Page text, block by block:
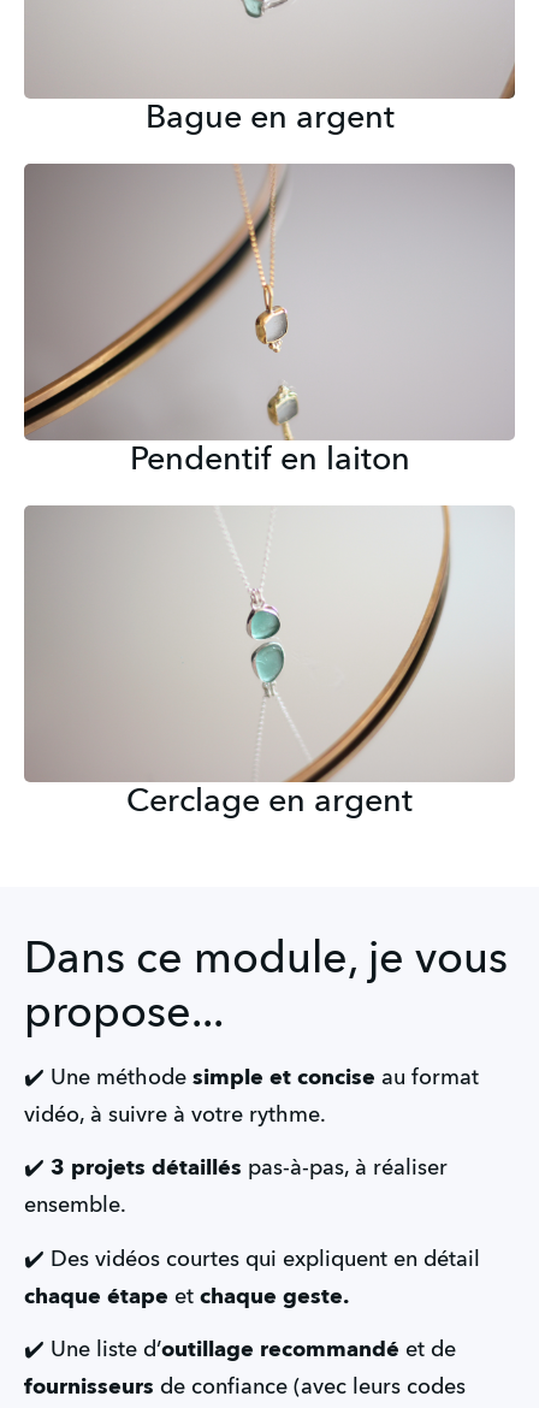
Bague en argent
Pendentif en laiton
Cerclage en argent
Dans ce module, je vous
propose...
✔️ Une méthode simple et concise au format
vidéo, à suivre à votre rythme.
✔️ 3 projets détaillés pas-à-pas, à réaliser
ensemble.
✔️ Des vidéos courtes qui expliquent en détail
chaque étape et chaque geste.
✔️ Une liste d’outillage recommandé
fournisseurs de confiance (avec leurs codes